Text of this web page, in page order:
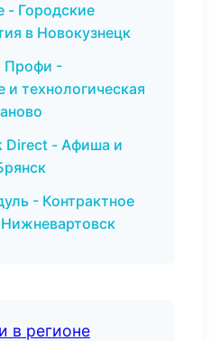
- Городские
в Новокузнецк
Профи -
и технологическая
Direct - Афиша и
- Контрактное
в регионе